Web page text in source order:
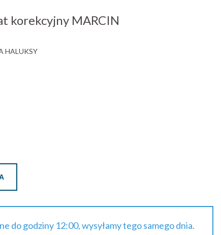
korekcyjny MARCIN
HALUKSY
do godziny 12:00, wysyłamy tego samego dnia.